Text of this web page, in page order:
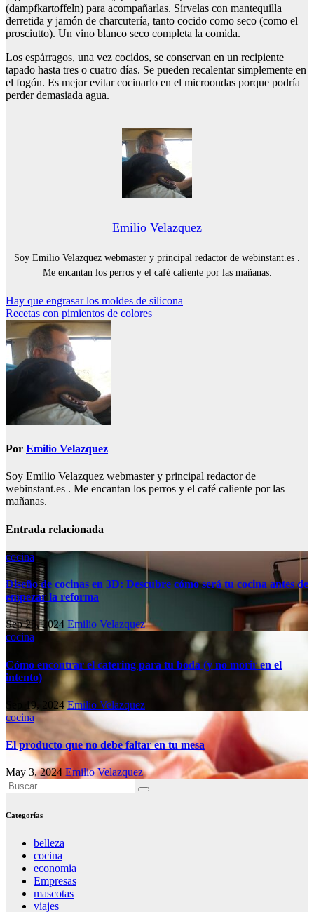
(dampfkartoffeln) para acompañarlas. Sírvelas con mantequilla
derretida y jamón de charcutería, tanto cocido como seco (como el
prosciutto). Un vino blanco seco completa la comida.
Los espárragos, una vez cocidos, se conservan en un recipiente
tapado hasta tres o cuatro días. Se pueden recalentar simplemente en
el fogón. Es mejor evitar cocinarlo en el microondas porque podría
perder demasiada agua.
Emilio Velazquez
Soy Emilio Velazquez webmaster y principal redactor de webinstant.es .
Me encantan los perros y el café caliente por las mañanas.
Navegación
de
entradas
Hay que engrasar los moldes de silicona
Recetas con pimientos de colores
Por Emilio Velazquez
Soy Emilio Velazquez webmaster y principal redactor de
webinstant.es . Me encantan los perros y el café caliente por las
mañanas.
Entrada relacionada
cocina
Diseño de cocinas en 3D: Descubre cómo será tu cocina antes de
empezar la reforma
Sep 25, 2024 Emilio Velazquez
cocina
Cómo encontrar el catering para tu boda (y no morir en el
intento)
Sep 19, 2024Emilio Velazquez
cocina
El producto que no debe faltar en tu mesa
May 3, 2024 Emilio Velazquez
Categorías
belleza
cocina
economia
Empresas
mascotas
viajes